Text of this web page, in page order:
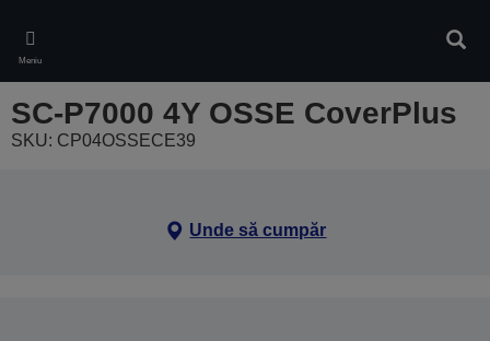
main
content
Meniu
SC-P7000 4Y OSSE CoverPlus
SKU: CP04OSSECE39
Unde să cumpăr